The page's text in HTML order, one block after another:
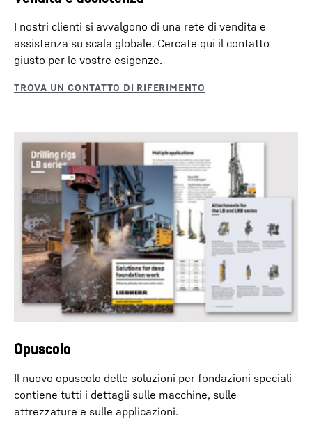
I nostri clienti si avvalgono di una rete di vendita e
assistenza su scala globale. Cercate qui il contatto
giusto per le vostre esigenze.
Opuscolo
Il nuovo opuscolo delle soluzioni per fondazioni speciali
contiene tutti i dettagli sulle macchine, sulle
attrezzature e sulle applicazioni.